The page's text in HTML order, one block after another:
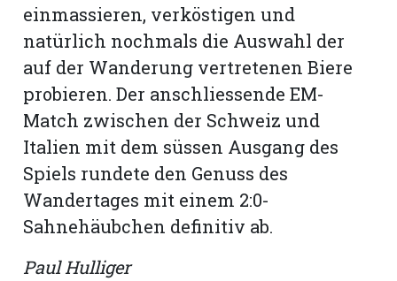
einmassieren, verkös­tigen und
natürlich nochmals die Auswahl der
auf der Wanderung vertretenen Biere
probieren. Der anschliessende EM-
Match zwischen der Schweiz und
Italien mit dem süssen Ausgang des
Spiels rundete den Genuss des
Wandertages mit einem 2:0-
Sahnehäubchen definitiv ab.
Paul Hulliger